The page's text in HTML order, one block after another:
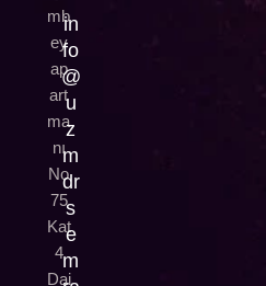
mb
ey
ap
art
ma
nı
No
75
Kat
4
Dai
in
fo
@
u
z
m
dr
s
e
m